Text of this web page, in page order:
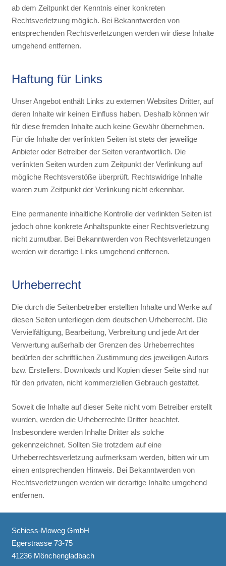
ab dem Zeitpunkt der Kenntnis einer konkreten
Rechtsverletzung möglich. Bei Bekanntwerden von
entsprechenden Rechtsverletzungen werden wir diese Inhalte
umgehend entfernen.
Haftung für Links
Unser Angebot enthält Links zu externen Websites Dritter, auf
deren Inhalte wir keinen Einfluss haben. Deshalb können wir
für diese fremden Inhalte auch keine Gewähr übernehmen.
Für die Inhalte der verlinkten Seiten ist stets der jeweilige
Anbieter oder Betreiber der Seiten verantwortlich. Die
verlinkten Seiten wurden zum Zeitpunkt der Verlinkung auf
mögliche Rechtsverstöße überprüft. Rechtswidrige Inhalte
waren zum Zeitpunkt der Verlinkung nicht erkennbar.
Eine permanente inhaltliche Kontrolle der verlinkten Seiten ist
jedoch ohne konkrete Anhaltspunkte einer Rechtsverletzung
nicht zumutbar. Bei Bekanntwerden von Rechtsverletzungen
werden wir derartige Links umgehend entfernen.
Urheberrecht
Die durch die Seitenbetreiber erstellten Inhalte und Werke auf
diesen Seiten unterliegen dem deutschen Urheberrecht. Die
Vervielfältigung, Bearbeitung, Verbreitung und jede Art der
Verwertung außerhalb der Grenzen des Urheberrechtes
bedürfen der schriftlichen Zustimmung des jeweiligen Autors
bzw. Erstellers. Downloads und Kopien dieser Seite sind nur
für den privaten, nicht kommerziellen Gebrauch gestattet.
Soweit die Inhalte auf dieser Seite nicht vom Betreiber erstellt
wurden, werden die Urheberrechte Dritter beachtet.
Insbesondere werden Inhalte Dritter als solche
gekennzeichnet. Sollten Sie trotzdem auf eine
Urheberrechtsverletzung aufmerksam werden, bitten wir um
einen entsprechenden Hinweis. Bei Bekanntwerden von
Rechtsverletzungen werden wir derartige Inhalte umgehend
entfernen.
Schiess-Moweg GmbH
Egerstrasse 73-75
41236 Mönchengladbach